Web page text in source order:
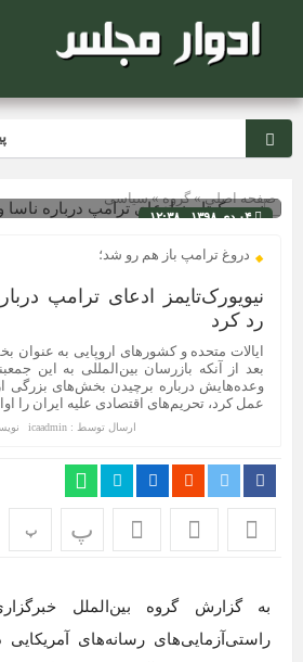
صفحه اصلی» گروه »سیاسی
۰۴ دی ۱۳۹۸ - ۱۲:۳۸
شناسه : 136
دروغ ترامپ باز هم رو شد؛
نیویورک‌تایمز ادعای ترامپ
رد کرد
ایالات متحده و کشورهای اروپایی به عنوان
بعد از آنکه بازرسان بین‌المللی به این
وعده‌هایش درباره برچیدن بخش‌های بزرگی
عمل کرد، تحریم‌های اقتصادی علیه ایران را اوایل سال ۲۰۱۶
ارسال توسط : icaadmin
پ پ
به گزارش گروه بین‌الملل
راستی‌‌آزمایی‌های رسانه‌های آمریکایی